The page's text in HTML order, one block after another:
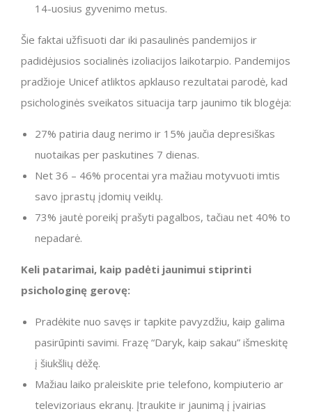
14-uosius gyvenimo metus.
Šie faktai užfisuoti dar iki pasaulinės pandemijos ir
padidėjusios socialinės izoliacijos laikotarpio. Pandemijos
pradžioje Unicef atliktos apklauso rezultatai parodė, kad
psichologinės sveikatos situacija tarp jaunimo tik blogėja:
27% patiria daug nerimo ir 15% jaučia depresiškas
nuotaikas per paskutines 7 dienas.
Net 36 – 46% procentai yra mažiau motyvuoti imtis
savo įprastų įdomių veiklų.
73% jautė poreikį prašyti pagalbos, tačiau net 40% to
nepadarė.
Keli patarimai, kaip padėti jaunimui stiprinti
psichologinę gerovę:
Pradėkite nuo savęs ir tapkite pavyzdžiu, kaip galima
pasirūpinti savimi. Frazę “Daryk, kaip sakau” išmeskitę
į šiukšlių dėžę.
Mažiau laiko praleiskite prie telefono, kompiuterio ar
televizoriaus ekranų. Įtraukite ir jaunimą į įvairias